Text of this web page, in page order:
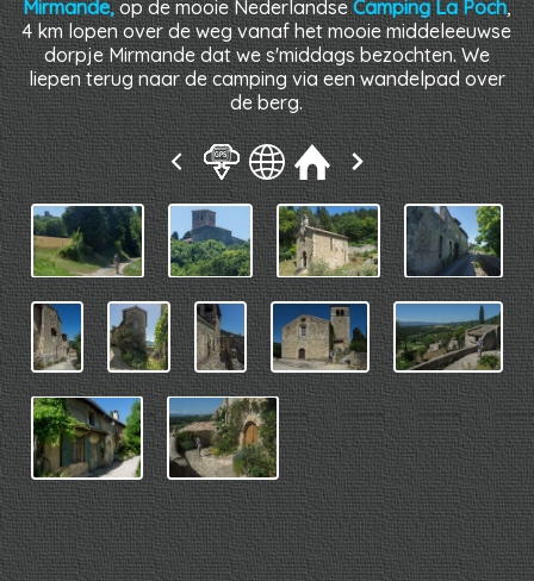
Mirmande,op de mooie Nederlandse Camping La Poch,
4 km lopen over de weg vanaf het mooie middeleeuwse
dorpje Mirmande dat we s'middags bezochten. We
liepen terug naar de camping via een wandelpad over
de berg.